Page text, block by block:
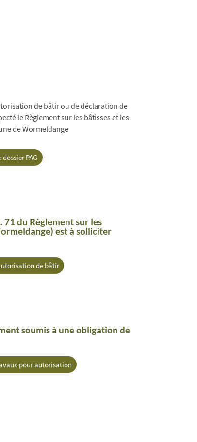
de bâtir ou de déclaration de
le Règlement sur les bâtisses et les
de Wormeldange
dossier PAG
du Règlement sur les
est à solliciter
de bâtir
soumis à une obligation de
pour autorisation